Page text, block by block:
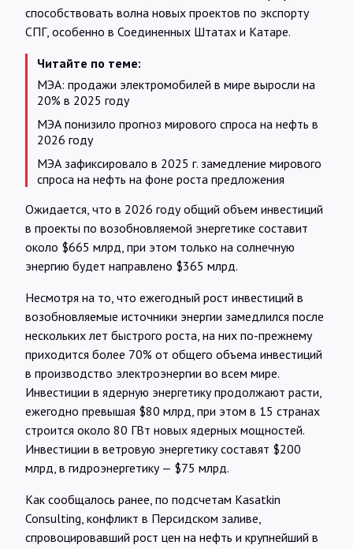
способствовать волна новых проектов по экспорту
СПГ, особенно в Соединенных Штатах и Катаре.
Читайте по теме:
МЭА: продажи электромобилей в мире выросли на
20% в 2025 году
МЭА понизило прогноз мирового спроса на нефть в
2026 году
МЭА зафиксировало в 2025 г. замедление мирового
спроса на нефть на фоне роста предложения
Ожидается, что в 2026 году общий объем инвестиций
в проекты по возобновляемой энергетике составит
около $665 млрд, при этом только на солнечную
энергию будет направлено $365 млрд.
Несмотря на то, что ежегодный рост инвестиций в
возобновляемые источники энергии замедлился после
нескольких лет быстрого роста, на них по-прежнему
приходится более 70% от общего объема инвестиций
в производство электроэнергии во всем мире.
Инвестиции в ядерную энергетику продолжают расти,
ежегодно превышая $80 млрд, при этом в 15 странах
строится около 80 ГВт новых ядерных мощностей.
Инвестиции в ветровую энергетику составят $200
млрд, в гидроэнергетику — $75 млрд.
Как сообщалось ранее, по подсчетам Kasatkin
Consulting, конфликт в Персидском заливе,
спровоцировавший рост цен на нефть и крупнейший в